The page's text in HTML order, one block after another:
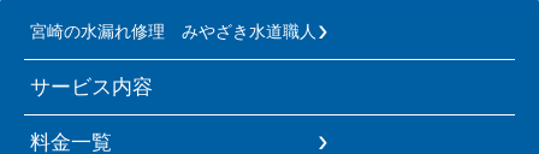
宮崎の水漏れ修理 みやざき水道職人
サービス内容
料金一覧